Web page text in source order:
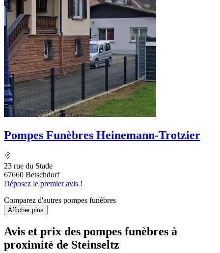
Pompes Funèbres Heinemann-Trotzier
23 rue du Stade
67660 Betschdorf
Déposez le premier avis !
Comparez d'autres pompes funèbres
Afficher plus
Avis et prix des pompes funèbres à
proximité de Steinseltz